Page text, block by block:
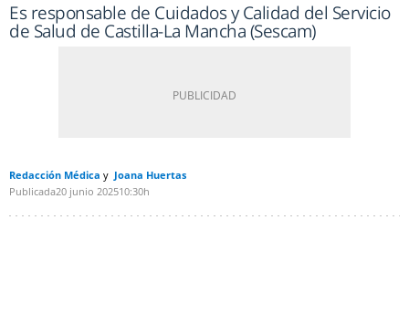
Es responsable de Cuidados y Calidad del Servicio
de Salud de Castilla-La Mancha (Sescam)
Redacción Médica
Joana Huertas
Publicada20 junio 202510:30h